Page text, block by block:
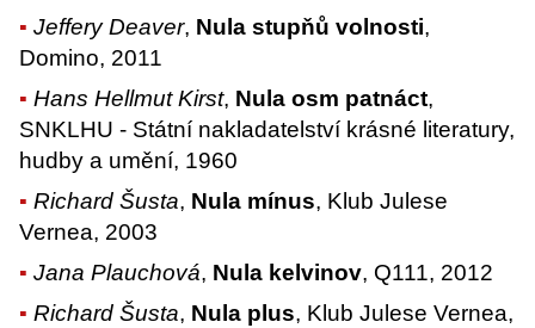
Jeffery Deaver, Nula stupňů volnosti,
Domino, 2011
Hans Hellmut Kirst, Nula osm patnáct,
SNKLHU - Státní nakladatelství krásné literatury,
hudby a umění, 1960
Richard Šusta, Nula mínus, Klub Julese
Vernea, 2003
Jana Plauchová, Nula kelvinov, Q111, 2012
Richard Šusta, Nula plus, Klub Julese Vernea,